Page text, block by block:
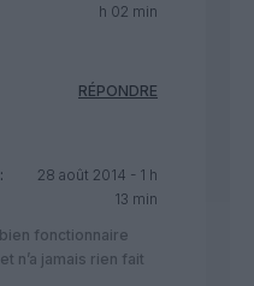
h 02 min
RÉPONDRE
28 août 2014 - 1 h
13 min
fonctionnaire
n’a jamais rien fait